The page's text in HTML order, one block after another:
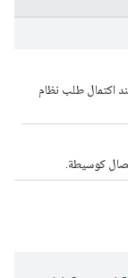
اكتمال طلب نظام
كوسيطة.